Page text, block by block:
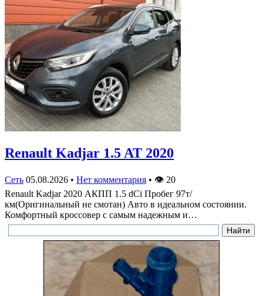
Renault Kadjar 1.5 AT 2020
Сеть 05.08.2026 • Нет комментария • 👁 20
Renault Kadjar 2020 АКПП 1.5 dCi Пробег 97т/
км(Оригинальный не смотан) Авто в идеальном состоянии.
Комфортный кроссовер с самым надежным и…